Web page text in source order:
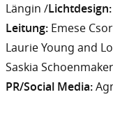
Längin /Lichtdesign:
Leitung: Emese
Laurie Young and
Saskia
PR/Social Media: